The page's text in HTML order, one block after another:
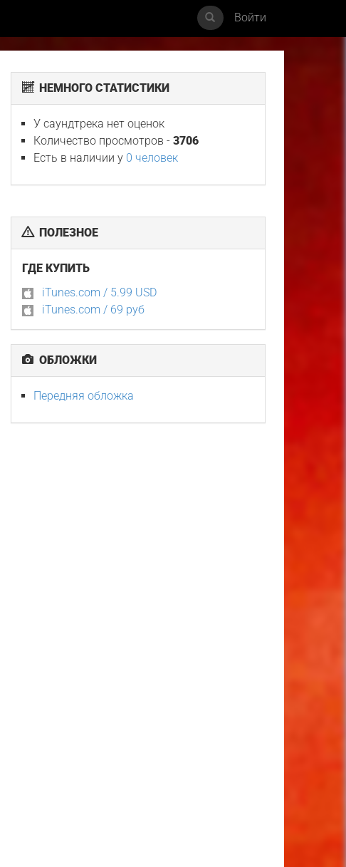
Войти
НЕМНОГО СТАТИСТИКИ
У саундтрека нет оценок
Количество просмотров -3706
Есть в наличии у 0 человек
ПОЛЕЗНОЕ
ГДЕ КУПИТЬ
iTunes.com / 5.99 USD
iTunes.com / 69 руб
ОБЛОЖКИ
Передняя обложка